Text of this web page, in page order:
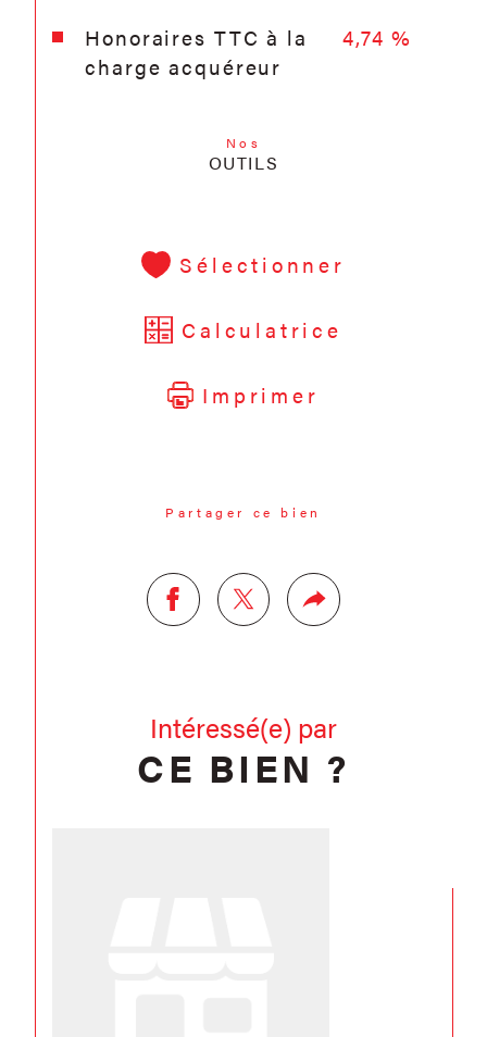
Honoraires TTC à la
charge acquéreur
4,74 %
Nos
OUTILS
Sélectionner
Calculatrice
Imprimer
Partager ce bien
Intéressé(e) par
CE BIEN ?